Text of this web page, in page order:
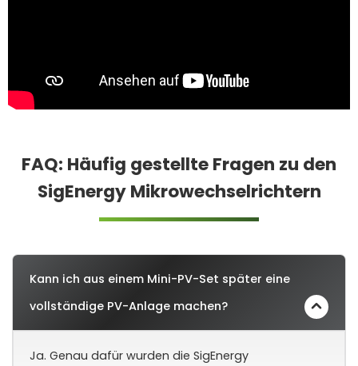
FAQ: Häufig gestellte Fragen zu den
SigEnergy Mikrowechselrichtern
Kann ich aus einem Mini-PV-Set später eine
vollständige PV-Anlage machen?
Ja. Genau dafür wurden die SigEnergy